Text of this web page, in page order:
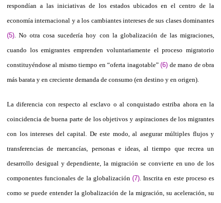
respondían a las iniciativas de los estados ubicados en el centro de la
economía internacional y a los cambiantes intereses de sus clases dominantes
(5) . No otra cosa sucedería hoy con la globalización de las migraciones,
cuando los emigrantes emprenden voluntariamente el proceso migratorio
constituyéndose al mismo tiempo en “oferta inagotable”(6) de mano de obra
más barata y en creciente demanda de consumo (en destino y en origen).
La diferencia con respecto al esclavo o al conquistado estriba ahora en la
coincidencia de buena parte de los objetivos y aspiraciones de los migrantes
con los intereses del capital. De este modo, al asegurar múltiples flujos y
transferencias de mercancías, personas e ideas, al tiempo que recrea un
desarrollo desigual y dependiente, la migración se convierte en uno de los
componentes funcionales de la globalización (7) . Inscrita en este proceso es
como se puede entender la globalización de la migración, su aceleración, su